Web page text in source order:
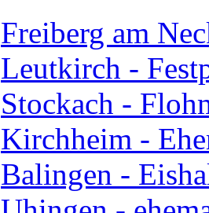
Freiberg am
Leutkirch -
Stockach -
Kirchheim -
Balingen -